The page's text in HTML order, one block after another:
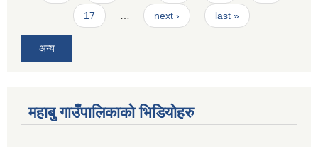
17 next › last »
अन्य
महाबु गाउँपालिकाको भिडियोहरु